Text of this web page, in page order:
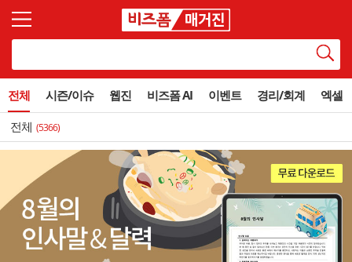
전체 시즌/이슈 웹진 비즈폼 AI 이벤트 경리/회계 엑셀
전체 (5366)